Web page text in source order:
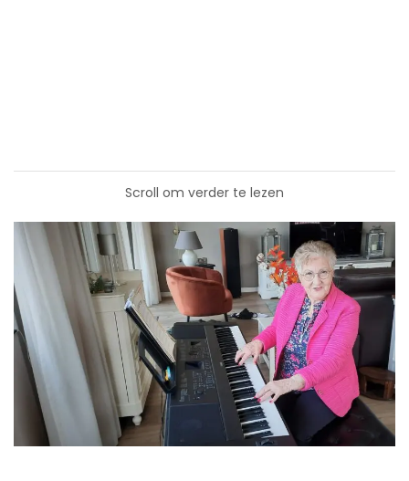
Scroll om verder te lezen